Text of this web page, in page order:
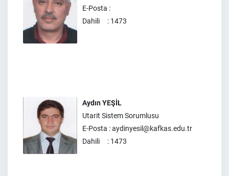
E-Posta :
Dahili : 1473
Aydın YEŞİL
Utarit Sistem Sorumlusu
E-Posta : aydinyesil@kafkas.edu.tr
Dahili : 1473